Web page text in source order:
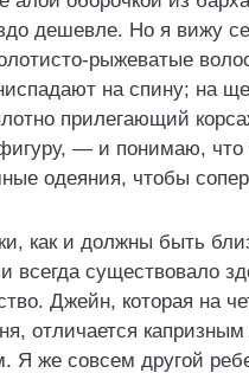
дешевле. Но я вижу
рыжеватые
на спину; на
прилегающий
— и понимаю, что
одеяния, чтобы
как и должны быть
всегда существовало
Джейн, которая на
отличается
Я же совсем другой